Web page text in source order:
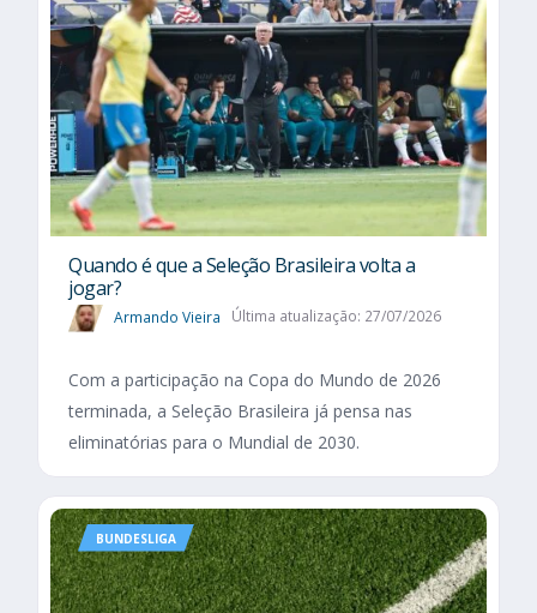
Quando é que a Seleção Brasileira volta a
jogar?
Armando Vieira Última atualização: 27/07/2026
Com a participação na Copa do Mundo de 2026
terminada, a Seleção Brasileira já pensa nas
eliminatórias para o Mundial de 2030.
BUNDESLIGA